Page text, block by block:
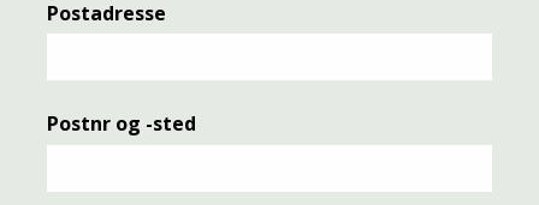
Postadresse
Postnr og -sted